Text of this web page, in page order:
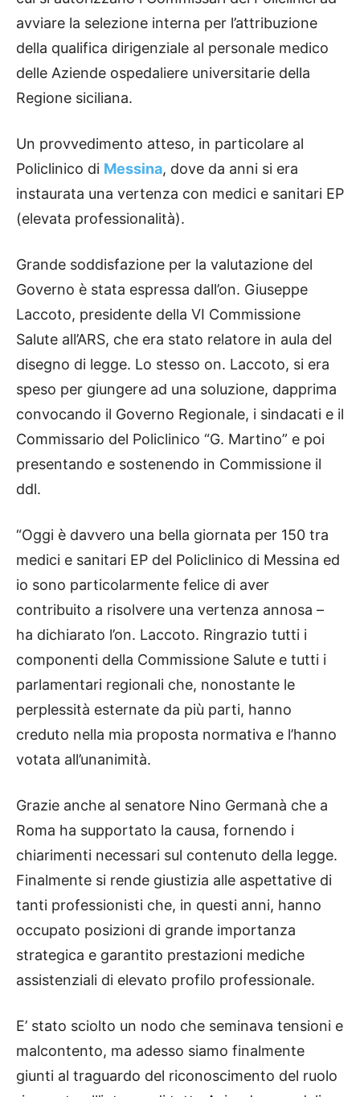
avviare la selezione interna per l’attribuzione
della qualifica dirigenziale al personale medico
delle Aziende ospedaliere universitarie della
Regione siciliana.
Un provvedimento atteso, in particolare al
Policlinico di Messina, dove da anni si era
instaurata una vertenza con medici e sanitari EP
(elevata professionalità).
Grande soddisfazione per la valutazione del
Governo è stata espressa dall’on. Giuseppe
Laccoto, presidente della VI Commissione
Salute all’ARS, che era stato relatore in aula del
disegno di legge. Lo stesso on. Laccoto, si era
speso per giungere ad una soluzione, dapprima
convocando il Governo Regionale, i sindacati e il
Commissario del Policlinico “G. Martino” e poi
presentando e sostenendo in Commissione il
ddl.
“Oggi è davvero una bella giornata per 150 tra
medici e sanitari EP del Policlinico di Messina ed
io sono particolarmente felice di aver
contribuito a risolvere una vertenza annosa –
ha dichiarato l’on. Laccoto. Ringrazio tutti i
componenti della Commissione Salute e tutti i
parlamentari regionali che, nonostante le
perplessità esternate da più parti, hanno
creduto nella mia proposta normativa e l’hanno
votata all’unanimità.
Grazie anche al senatore Nino Germanà che a
Roma ha supportato la causa, fornendo i
chiarimenti necessari sul contenuto della legge.
Finalmente si rende giustizia alle aspettative di
tanti professionisti che, in questi anni, hanno
occupato posizioni di grande importanza
strategica e garantito prestazioni mediche
assistenziali di elevato profilo professionale.
E’ stato sciolto un nodo che seminava tensioni e
malcontento, ma adesso siamo finalmente
giunti al traguardo del riconoscimento del ruolo